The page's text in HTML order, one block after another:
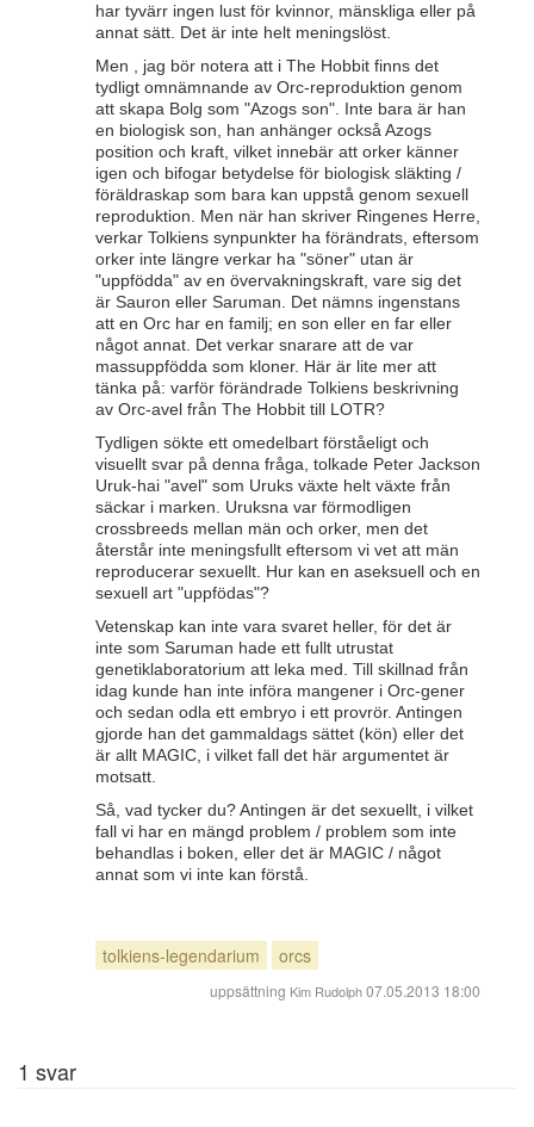
har tyvärr ingen lust för kvinnor, mänskliga eller på
annat sätt. Det är inte helt meningslöst.
Men , jag bör notera att i The Hobbit finns det
tydligt omnämnande av Orc-reproduktion genom
att skapa Bolg som "Azogs son". Inte bara är han
en biologisk son, han anhänger också Azogs
position och kraft, vilket innebär att orker känner
igen och bifogar betydelse för biologisk släkting /
föräldraskap som bara kan uppstå genom sexuell
reproduktion. Men när han skriver Ringenes Herre,
verkar Tolkiens synpunkter ha förändrats, eftersom
orker inte längre verkar ha "söner" utan är
"uppfödda" av en övervakningskraft, vare sig det
är Sauron eller Saruman. Det nämns ingenstans
att en Orc har en familj; en son eller en far eller
något annat. Det verkar snarare att de var
massuppfödda som kloner. Här är lite mer att
tänka på: varför förändrade Tolkiens beskrivning
av Orc-avel från The Hobbit till LOTR?
Tydligen sökte ett omedelbart förståeligt och
visuellt svar på denna fråga, tolkade Peter Jackson
Uruk-hai "avel" som Uruks växte helt växte från
säckar i marken. Uruksna var förmodligen
crossbreeds mellan män och orker, men det
återstår inte meningsfullt eftersom vi vet att män
reproducerar sexuellt. Hur kan en aseksuell och en
sexuell art "uppfödas"?
Vetenskap kan inte vara svaret heller, för det är
inte som Saruman hade ett fullt utrustat
genetiklaboratorium att leka med. Till skillnad från
idag kunde han inte införa mangener i Orc-gener
och sedan odla ett embryo i ett provrör. Antingen
gjorde han det gammaldags sättet (kön) eller det
är allt MAGIC, i vilket fall det här argumentet är
motsatt.
Så, vad tycker du? Antingen är det sexuellt, i vilket
fall vi har en mängd problem / problem som inte
behandlas i boken, eller det är MAGIC / något
annat som vi inte kan förstå.
tolkiens-legendarium orcs
uppsättning Kim Rudolph07.05.2013 18:00
1 svar